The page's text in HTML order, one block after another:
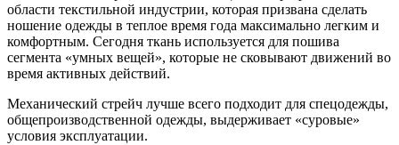
области текстильной индустрии, которая призвана сделать
ношение одежды в теплое время года максимально легким и
комфортным. Сегодня ткань используется для пошива
сегмента «умных вещей», которые не сковывают движений во
время активных действий.
Механический стрейч лучше всего подходит для спецодежды,
общепроизводственной одежды, выдерживает «суровые»
условия эксплуатации.